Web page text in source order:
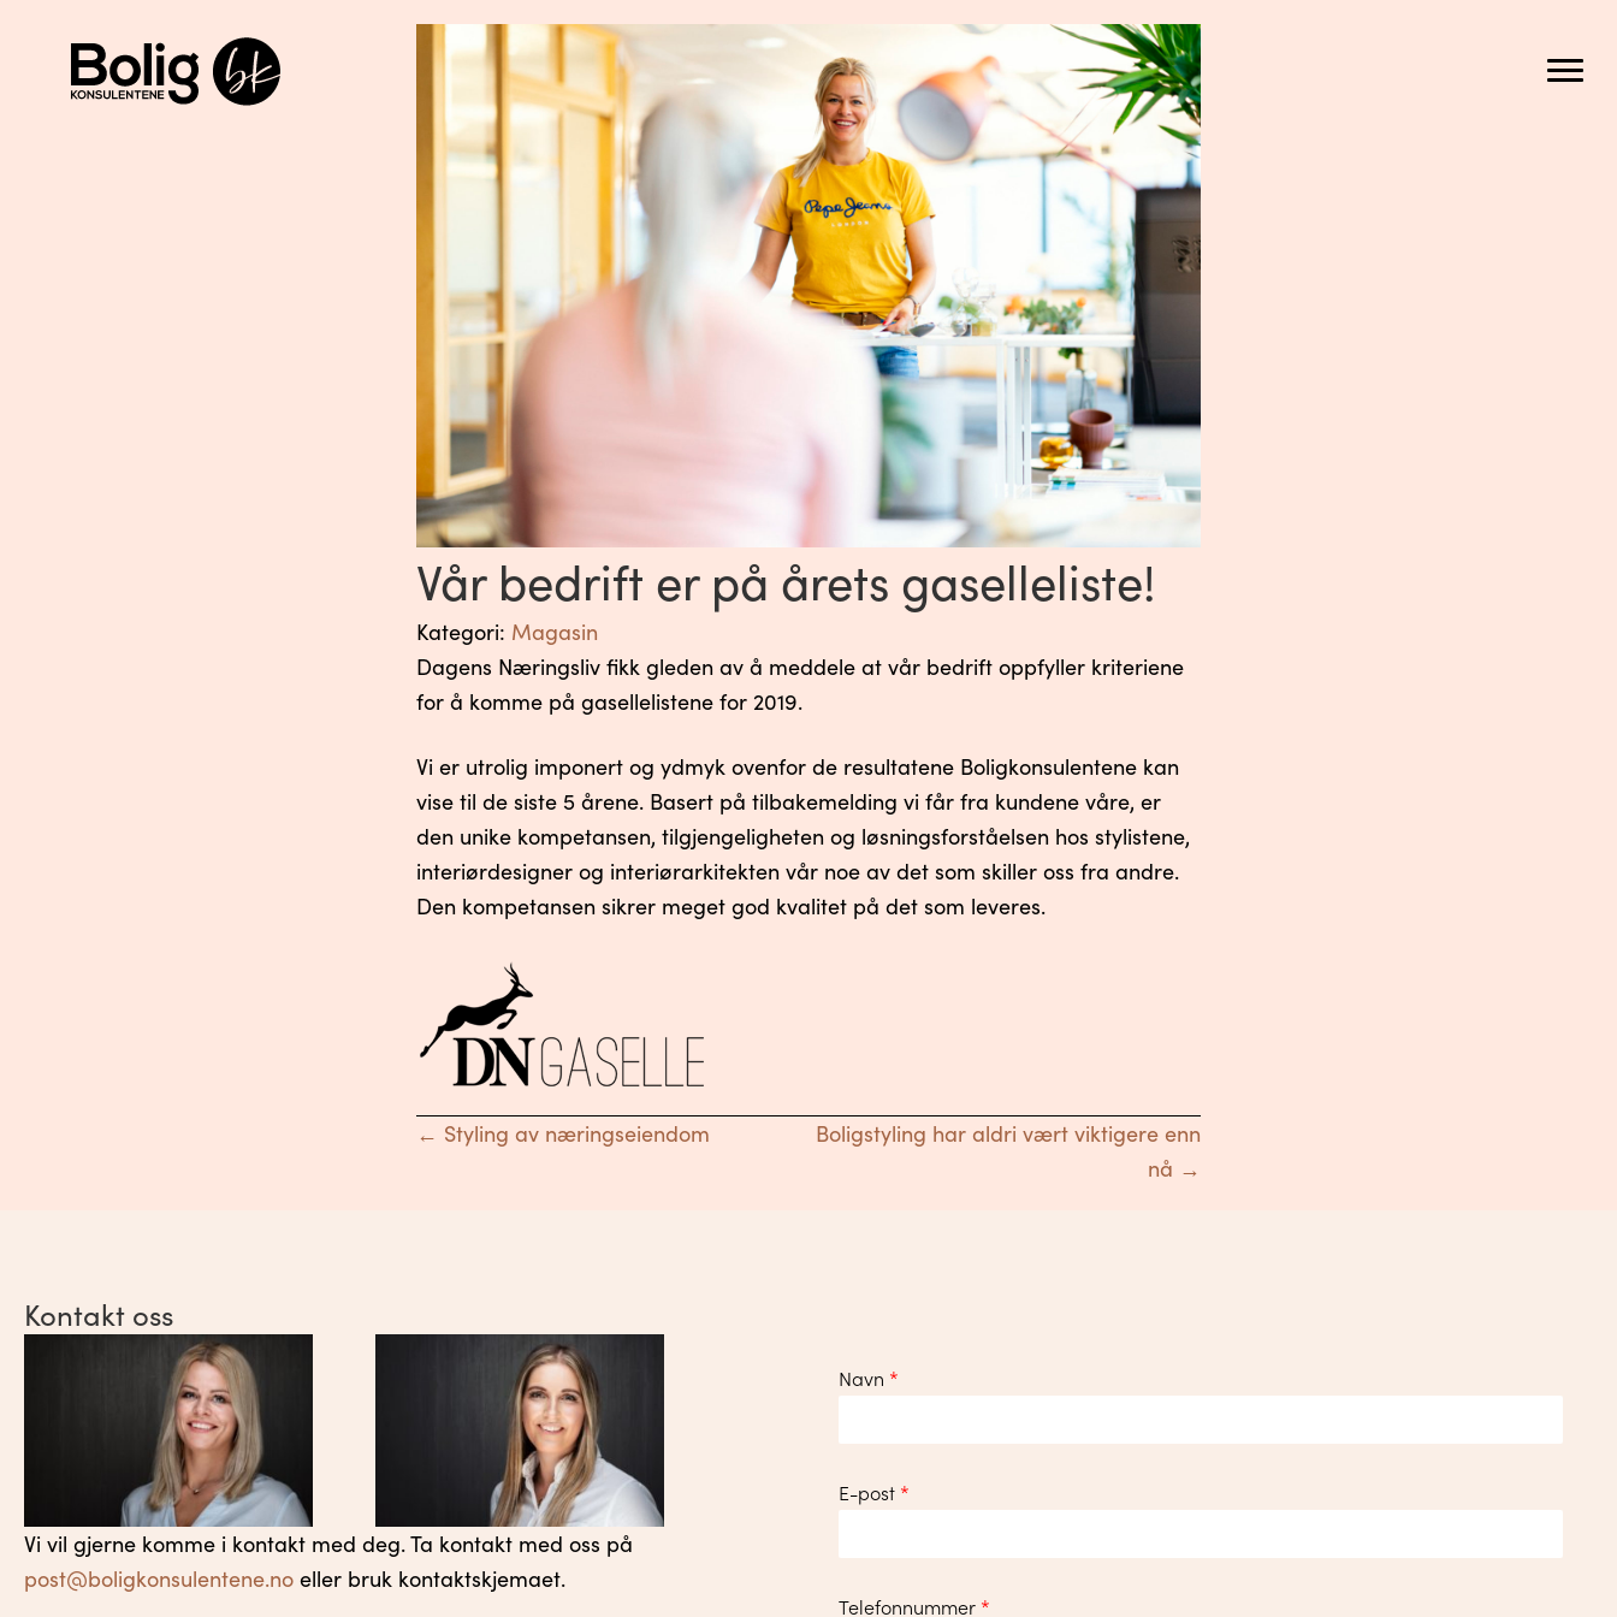
Vår bedrift er på årets gaselleliste!
Kategori: Magasin
Dagens Næringsliv fikk gleden av å meddele at vår bedrift oppfyller kriteriene
for å komme på gasellelistene for 2019.
Vi er utrolig imponert og ydmyk ovenfor de resultatene Boligkonsulentene kan
vise til de siste 5 årene. Basert på tilbakemelding vi får fra kundene våre, er
den unike kompetansen, tilgjengeligheten og løsningsforståelsen hos stylistene,
interiørdesigner og interiørarkitekten vår noe av det som skiller oss fra andre.
Den kompetansen sikrer meget god kvalitet på det som leveres.
Posts
← Styling av næringseiendom
Boligstyling har aldri vært viktigere enn
nå →
Kontakt oss
Vi vil gjerne komme i kontakt med deg. Ta kontakt med oss på
post@boligkonsulentene.no eller bruk kontaktskjemaet.
Navn *
E-post *
Telefonnummer *